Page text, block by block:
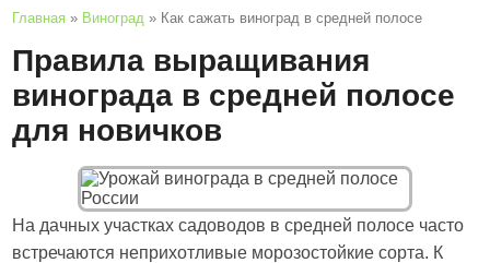
Главная » Виноград » Как сажать виноград в средней полосе
Правила выращивания
винограда в средней полосе
для новичков
На дачных участках садоводов в средней полосе часто
встречаются неприхотливые морозостойкие сорта. К